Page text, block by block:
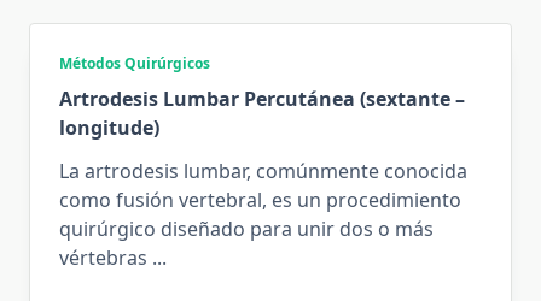
Métodos Quirúrgicos
Artrodesis Lumbar Percutánea (sextante –
longitude)
La artrodesis lumbar, comúnmente conocida
como fusión vertebral, es un procedimiento
quirúrgico diseñado para unir dos o más
vértebras ...